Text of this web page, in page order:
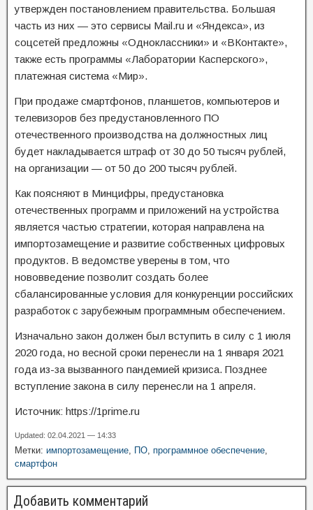
утвержден постановлением правительства. Большая
часть из них — это сервисы Mail.ru и «Яндекса», из
соцсетей предложны «Одноклассники» и «ВКонтакте»,
также есть программы «Лаборатории Касперского»,
платежная система «Мир».
При продаже смартфонов, планшетов, компьютеров и
телевизоров без предустановленного ПО
отечественного производства на должностных лиц
будет накладывается штраф от 30 до 50 тысяч рублей,
на организации — от 50 до 200 тысяч рублей.
Как поясняют в Минцифры, предустановка
отечественных программ и приложений на устройства
является частью стратегии, которая направлена на
импортозамещение и развитие собственных цифровых
продуктов. В ведомстве уверены в том, что
нововведение позволит создать более
сбалансированные условия для конкуренции российских
разработок с зарубежным программным обеспечением.
Изначально закон должен был вступить в силу с 1 июля
2020 года, но весной сроки перенесли на 1 января 2021
года из-за вызванного пандемией кризиса. Позднее
вступление закона в силу перенесли на 1 апреля.
Источник: https://1prime.ru
Updated: 02.04.2021 — 14:33
Метки: импортозамещение, ПО, программное обеспечение,
смартфон
Добавить комментарий